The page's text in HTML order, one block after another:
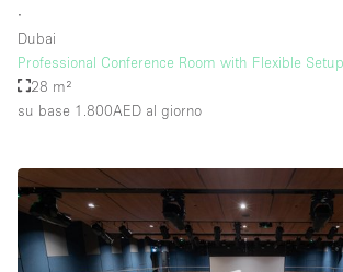
∙
Dubai
Professional Conference Room with Flexible
28 m²
su base 1.800AED al giorno